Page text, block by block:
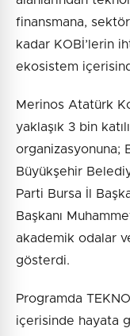
finansmana,
kadar KOBİ’lerin
ekosistem
Merinos Atatürk
yaklaşık 3 bin
organizasyonuna;
Büyükşehir
Parti Bursa İl
Başkanı
akademik odalar
gösterdi.
Programda
içerisinde hayata